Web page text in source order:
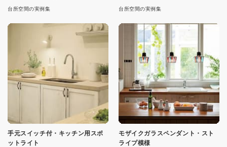
台所空間の実例集 台所空間の実例集
手元スイッチ付・キッチン用スポ
ットライト
モザイクガラスペンダント・スト
ライプ模様